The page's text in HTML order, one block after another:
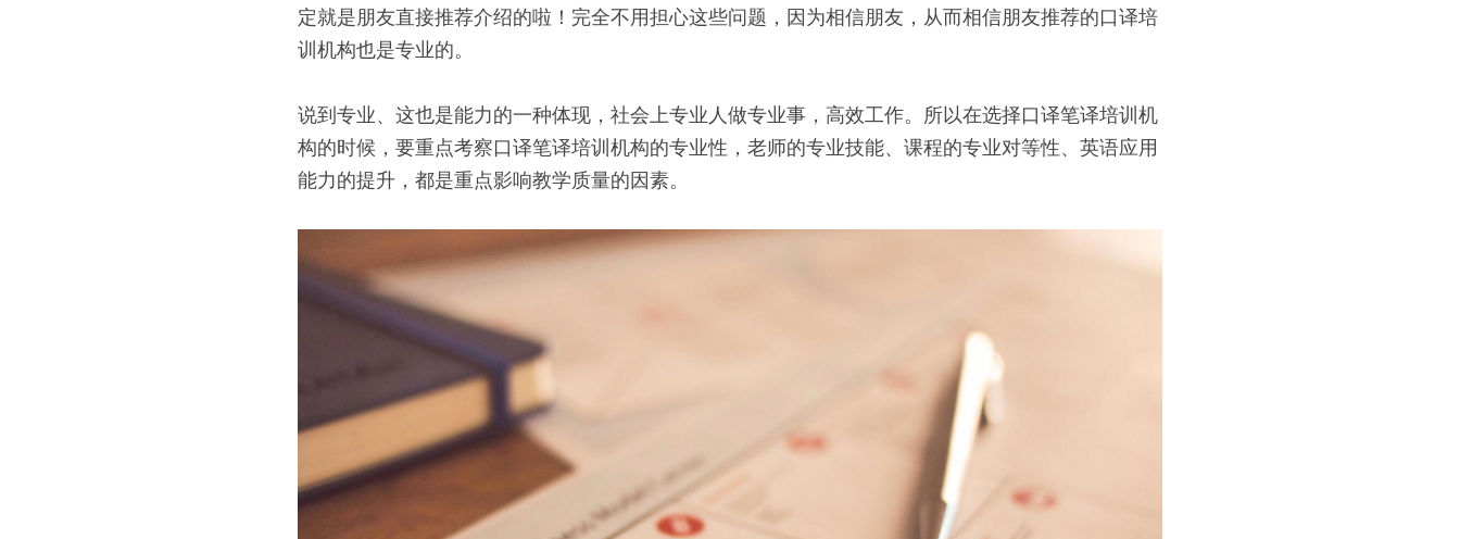
定就是朋友直接推荐介绍的啦！完全不用担心这些问题，因为相信朋友，从而相信朋友推荐的口译培
训机构也是专业的。
说到专业、这也是能力的一种体现，社会上专业人做专业事，高效工作。所以在选择口译笔译培训机
构的时候，要重点考察口译笔译培训机构的专业性，老师的专业技能、课程的专业对等性、英语应用
能力的提升，都是重点影响教学质量的因素。